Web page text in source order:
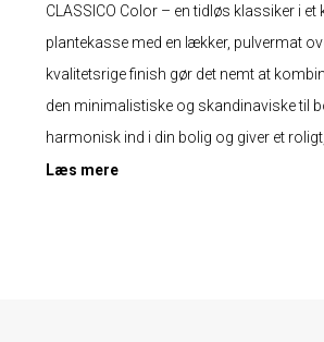
CLASSICO Color – en tidløs klassiker i
plantekasse med en lækker, pulvermat
kvalitetsrige finish gør det nemt at
den minimalistiske og skandinaviske til
harmonisk ind i din bolig og giver et roligt,
Læs mere